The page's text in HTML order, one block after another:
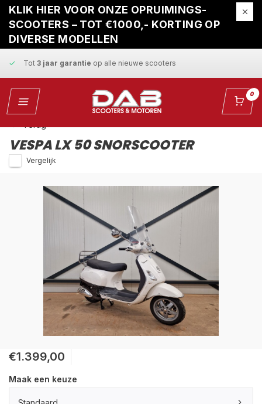
KLIK HIER VOOR ONZE OPRUIMINGS-
SCOOTERS – TOT €1000,- KORTING OP
DIVERSE MODELLEN
Gratis ophaalservicebij reparatie
Snelle leveringen vaste scherpe prijzen
Tot 3 jaar garantie op alle nieuwe scooters
Gratis ophaalservicebij reparatie 0
VESPA LX 50 SNORSCOOTER
Vergelijk
€1.399,00
Maak een keuze